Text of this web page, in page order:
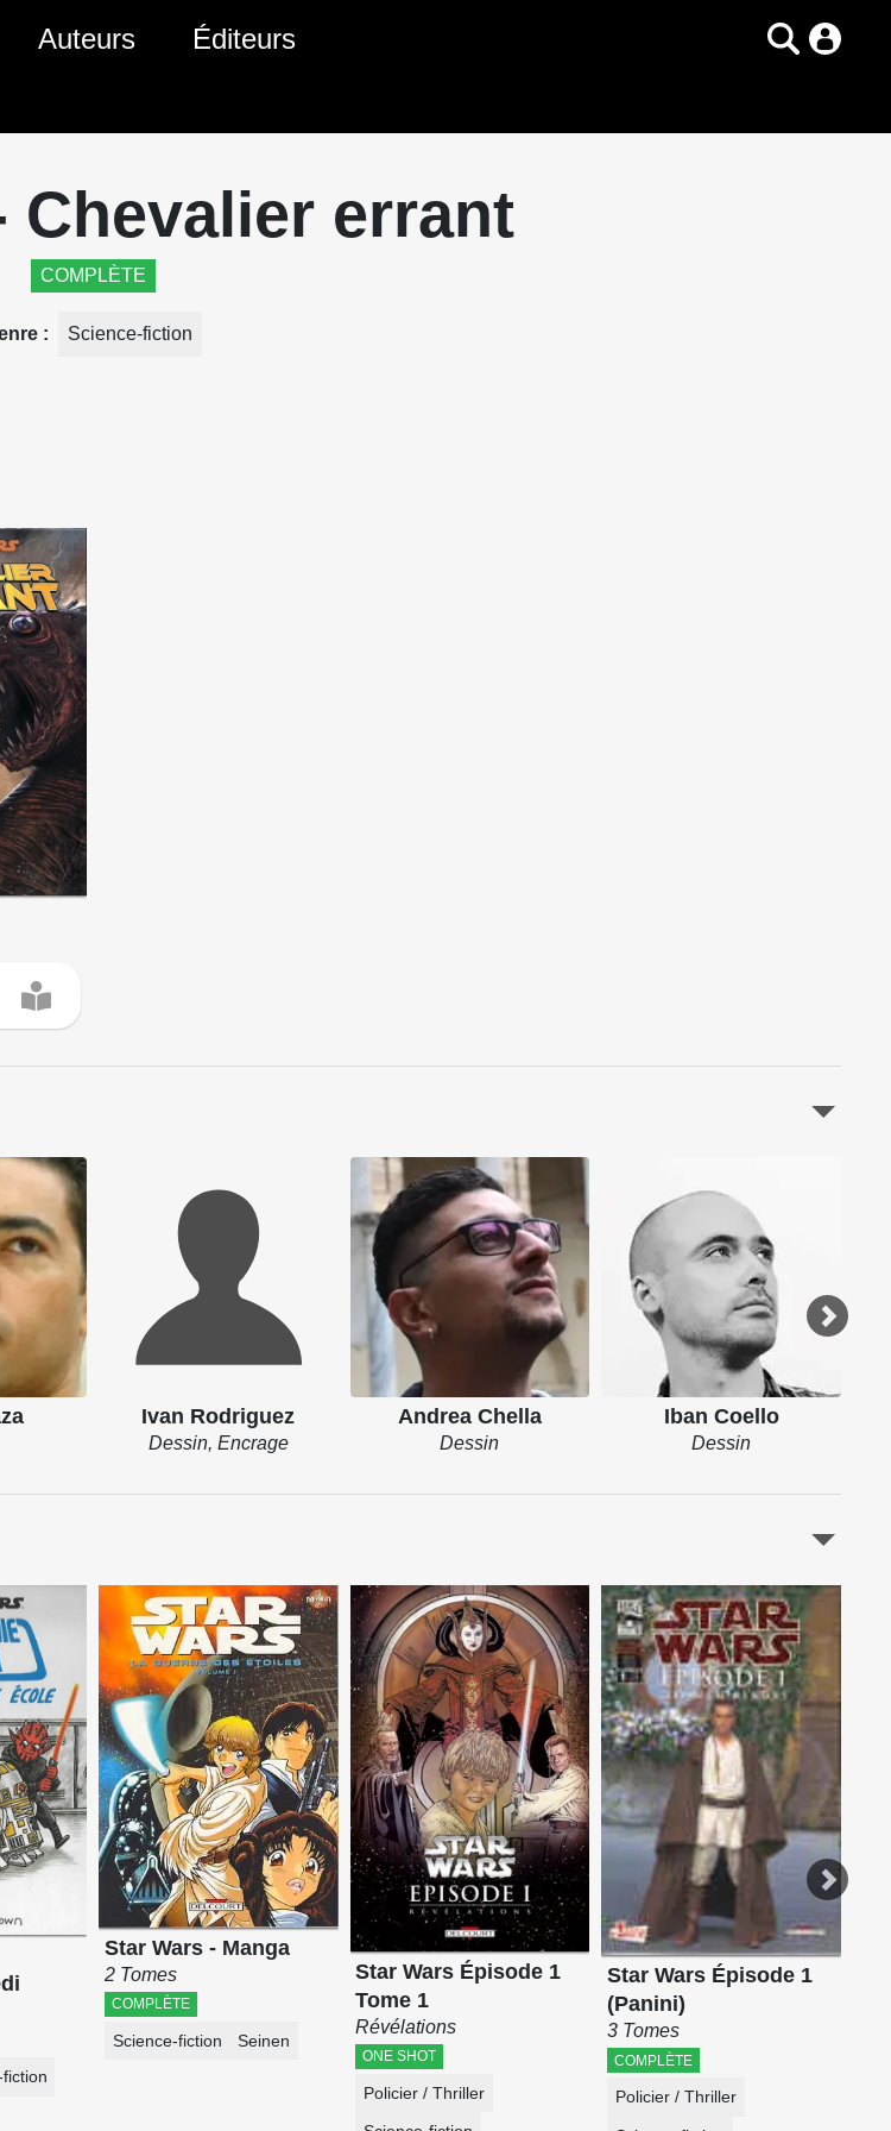
Auteurs Éditeurs
Chevalier errant
COMPLÈTE
Science-fiction
Ivan Rodriguez
Dessin, Encrage
Andrea Chella
Dessin
Iban Coello
Dessin
Star Wars - Manga
2 Tomes
COMPLÈTE
Science-fiction Seinen
Star Wars Épisode 1
Tome 1
Révélations
ONE SHOT
Policier / Thriller
Star Wars Épisode 1
(Panini)
3 Tomes
COMPLÈTE
Policier / Thriller